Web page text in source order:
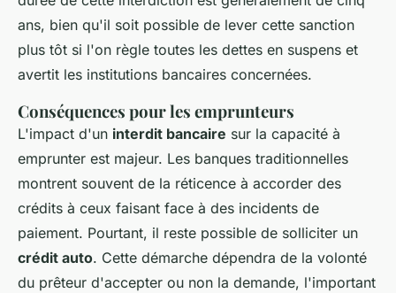
ans, bien qu'il soit possible de lever cette sanction
plus tôt si l'on règle toutes les dettes en suspens et
avertit les institutions bancaires concernées.
Conséquences pour les emprunteurs
L'impact d'un interdit bancaire sur la capacité à
emprunter est majeur. Les banques traditionnelles
montrent souvent de la réticence à accorder des
crédits à ceux faisant face à des incidents de
paiement. Pourtant, il reste possible de solliciter un
crédit auto. Cette démarche dépendra de la volonté
du prêteur d'accepter ou non la demande, l'important